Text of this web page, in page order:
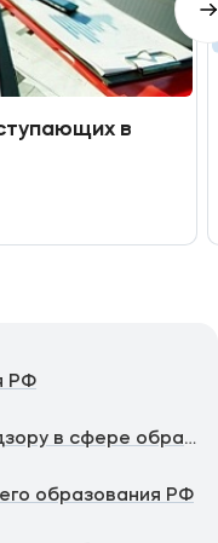
в
РФ
Федеральная служба по надзору в сфере образования и науки
образования РФ